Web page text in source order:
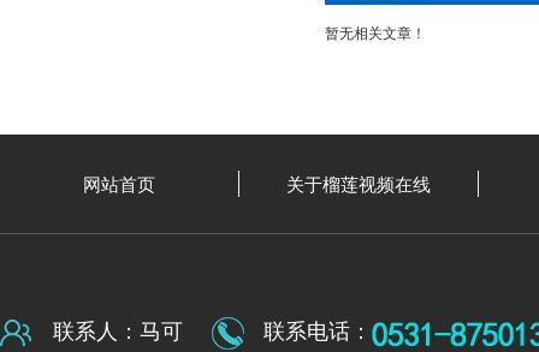
暂无相关文章！
网站首页 关于榴莲视频在线
联系人：马可 联系电话：